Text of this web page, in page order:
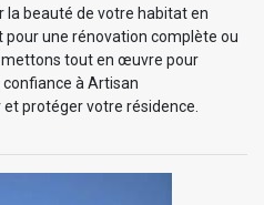
la beauté de votre habitat en
pour une rénovation complète ou
tout en œuvre pour
à Artisan
protéger votre résidence.